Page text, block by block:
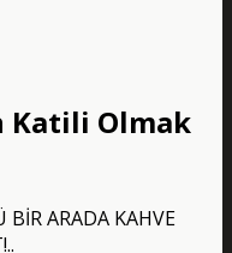
Katili Olmak
BİR ARADA KAHVE